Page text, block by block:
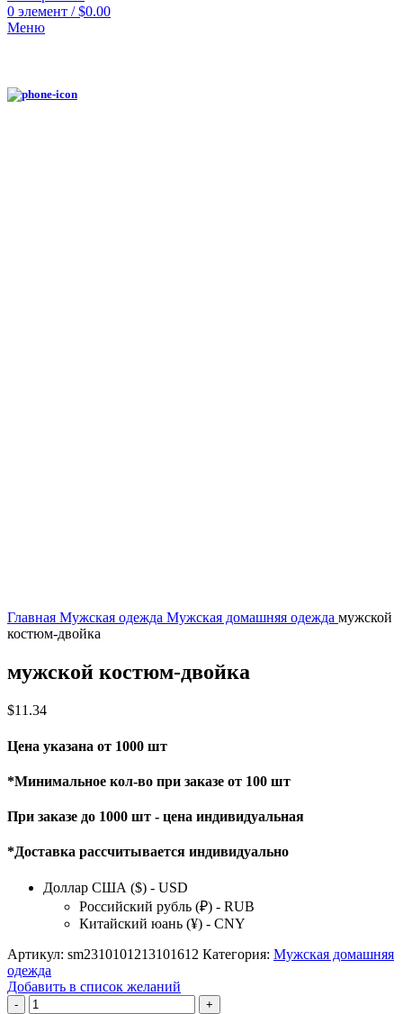
0 элемент / $0.00
Меню
Главная Мужская одежда Мужская домашняя одежда мужской
костюм-двойка
мужской костюм-двойка
$11.34
Цена указана от 1000 шт
*Минимальное кол-во при заказе от 100 шт
При заказе до 1000 шт - цена индивидуальная
*Доставка рассчитывается индивидуально
Доллар США ($) - USD
Российский рубль (₽) - RUB
Китайский юань (¥) - CNY
Артикул: sm2310101213101612 Категория: Мужская домашняя
одежда
Добавить в список желаний
Количество